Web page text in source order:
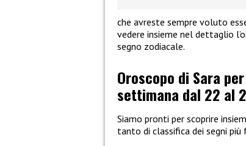
che avreste sempre voluto
vedere insieme nel dettaglio
segno zodiacale.
Oroscopo di Sara
settimana dal 22 al
Siamo pronti per scoprire
tanto di classifica dei segni